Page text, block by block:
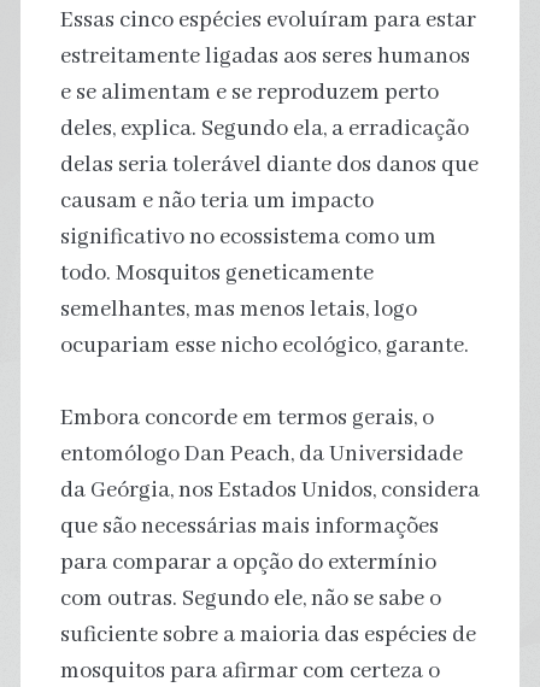
Essas cinco espécies evoluíram para estar
estreitamente ligadas aos seres humanos
e se alimentam e se reproduzem perto
deles, explica. Segundo ela, a erradicação
delas seria tolerável diante dos danos que
causam e não teria um impacto
significativo no ecossistema como um
todo. Mosquitos geneticamente
semelhantes, mas menos letais, logo
ocupariam esse nicho ecológico, garante.
Embora concorde em termos gerais, o
entomólogo Dan Peach, da Universidade
da Geórgia, nos Estados Unidos, considera
que são necessárias mais informações
para comparar a opção do extermínio
com outras. Segundo ele, não se sabe o
suficiente sobre a maioria das espécies de
mosquitos para afirmar com certeza o